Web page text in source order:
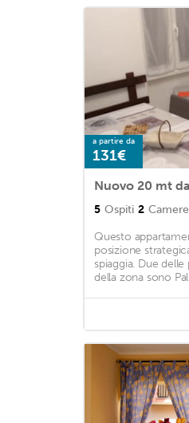
a partire da
131€
Nuovo 20 mt
5 Ospiti 2 Camere
Questo
posizione
spiaggia. Due
della zona sono